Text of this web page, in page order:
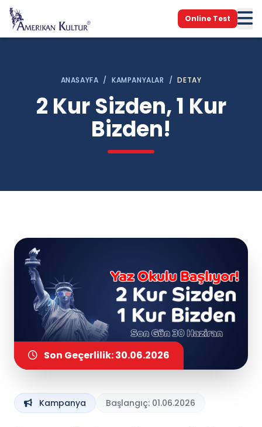
Online Test
ANASAYFA / KAMPANYALAR / DETAY
2 Kur Sizden, 1 Kur
Bizden!
Son Geçerlilik: 30.06.2026
Kampanya Başlangıç: 01.06.2026